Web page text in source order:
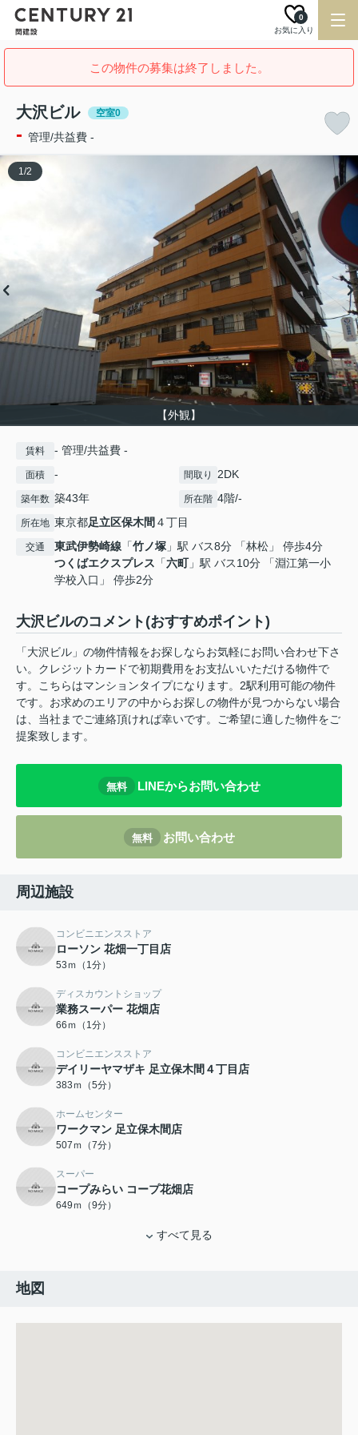
お気に入り
0
この物件の募集は終了しました。
大沢ビル 空室0
- 管理/共益費 -
【外観】
1/2
賃料 - 管理/共益費 -
面積 - 間取り 2DK
築年数 築43年 所在階 4階/-
所在地 東京都足立区保木間 ４丁目
交通 東武伊勢崎線 「竹ノ塚 」駅 バス8分 「林松」 停歩4分
つくばエクスプレス 「六町」駅 バス10分 「淵江第一小
学校入口」 停歩2分
大沢ビルのコメント(おすすめポイント)
「大沢ビル」の物件情報をお探しならお気軽にお問い合わせ下さ
い。クレジットカードで初期費用をお支払いいただける物件で
す。こちらはマンションタイプになります。2駅利用可能の物件
です。お求めのエリアの中からお探しの物件が見つからない場合
は、当社までご連絡頂ければ幸いです。ご希望に適した物件をご
提案致します。
無料 LINEからお問い合わせ
無料 お問い合わせ
周辺施設
コンビニエンスストア
ローソン 花畑一丁目店
53ｍ（1分）
ディスカウントショップ
業務スーパー 花畑店
66ｍ（1分）
コンビニエンスストア
デイリーヤマザキ 足立保木間４丁目店
383ｍ（5分）
ホームセンター
ワークマン 足立保木間店
507ｍ（7分）
スーパー
コープみらい コープ花畑店
649ｍ（9分）
すべて見る
地図